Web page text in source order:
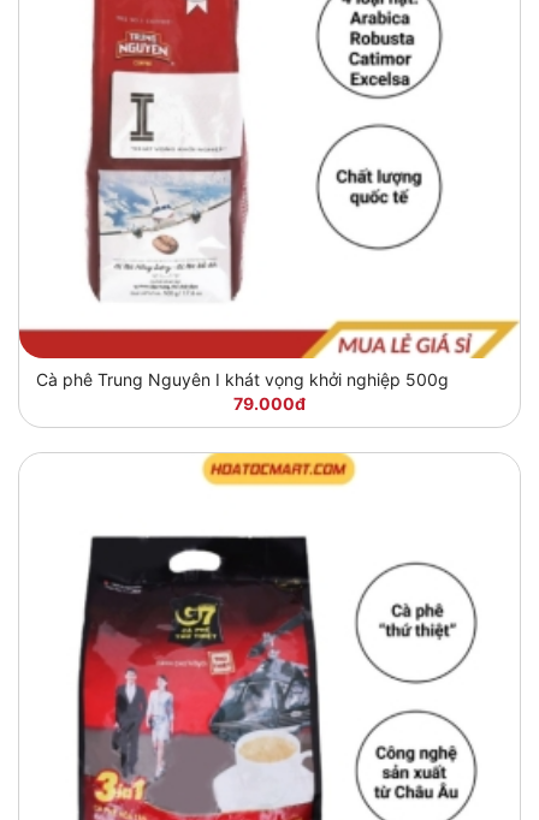
Cà phê Trung Nguyên I khát vọng khởi nghiệp 500g
79.000đ